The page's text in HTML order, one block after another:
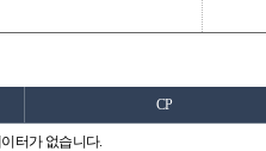
CP
터가 없습니다.